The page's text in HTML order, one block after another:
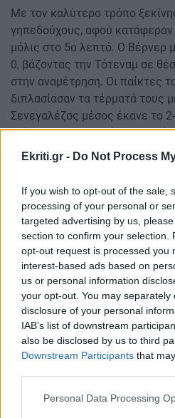
Ekriti.gr - Do Not Process
If you wish to opt-out of the sale,
processing of your personal or
targeted advertising by us,
section to confirm your selection.
opt-out request is processed you
interest-based ads based on
us or personal information
your opt-out. You may
disclosure of your personal
IAB’s list of downstream
also be disclosed by us to third
Downstream Participants that
Personal Data Processing
Με τον καλύτερο τρόπο
γηπεδούχους, αφού κατάφεραν
μόλις στο 5ο λεπτό. Ο Βέρνερ
0, βάζοντας την Τότεναμ σε
στην αναμέτρηση. Οι παίκτες
διπλασίασαν τα τέρματά τους
Σενεγαλέζος μέσος έκανε το
ασίστ του Κουλουσέφσκι. Η
μειώσει, πριν ολοκληρωθεί
αγώνα, με τον Νούνες να βάζει
μέσος τελείωσε ωραία τη
στα δίχτυα του Βικάριο για το
μέρος, οι φιλοξενούμενοι
ουσία. Δεν ήταν
Γκουαρδιόλα και η Τότεναμ